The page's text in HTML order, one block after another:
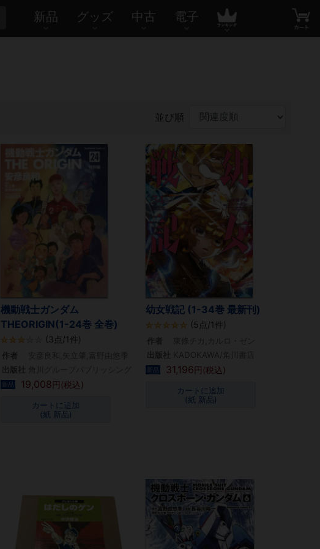
新品 グッズ 中古 電子
並び順
機動戦士ガンダム
THEORIGIN(1-24巻 全巻)
(3点/1件)
新品 19,008円(税込)
カートに追加
(紙 新品)
幼女戦記 (1-34巻 最新刊)
(5点/1件)
新品 31,196円(税込)
カートに追加
(紙 新品)